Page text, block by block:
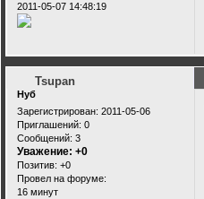
2011-05-07 14:48:19
Tsupan
Нуб
Зарегистрирован: 2011-05-06
Приглашений: 0
Сообщений: 3
Уважение: +0
Позитив: +0
Провел на форуме:
16 минут